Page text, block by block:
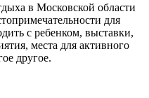
в Московской области
для
с ребенком, выставки,
места для активного
другое.